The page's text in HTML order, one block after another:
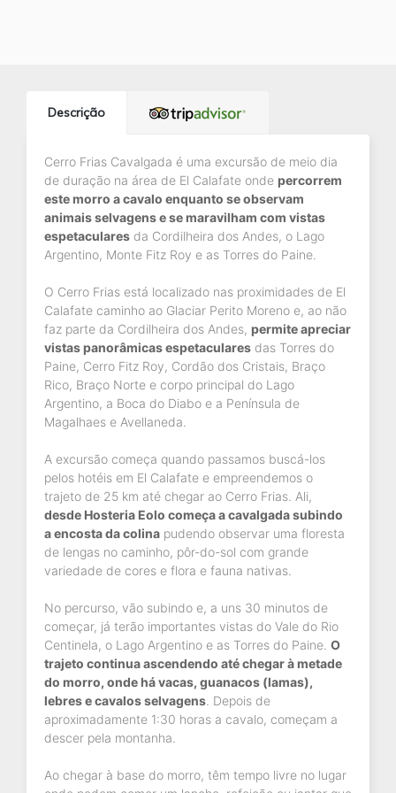
Descrição
Cerro Frias Cavalgada é uma excursão de meio dia
de duração na área de El Calafate onde percorrem
este morro a cavalo enquanto se observam
animais selvagens e se maravilham com vistas
espetaculares da Cordilheira dos Andes, o Lago
Argentino, Monte Fitz Roy e as Torres do Paine.
O Cerro Frias está localizado nas proximidades de El
Calafate caminho ao Glaciar Perito Moreno e, ao não
faz parte da Cordilheira dos Andes, permite apreciar
vistas panorâmicas espetaculares das Torres do
Paine, Cerro Fitz Roy, Cordão dos Cristais, Braço
Rico, Braço Norte e corpo principal do Lago
Argentino, a Boca do Diabo e a Península de
Magalhaes e Avellaneda.
A excursão começa quando passamos buscá-los
pelos hotéis em El Calafate e empreendemos o
trajeto de 25 km até chegar ao Cerro Frias. Ali,
desde Hosteria Eolo começa a cavalgada subindo
a encosta da colina pudendo observar uma floresta
de lengas no caminho, pôr-do-sol com grande
variedade de cores e flora e fauna nativas.
No percurso, vão subindo e, a uns 30 minutos de
começar, já terão importantes vistas do Vale do Rio
Centinela, o Lago Argentino e as Torres do Paine. O
trajeto continua ascendendo até chegar à metade
do morro, onde há vacas, guanacos (lamas),
lebres e cavalos selvagens . Depois de
aproximadamente 1:30 horas a cavalo, começam a
descer pela montanha.
Ao chegar à base do morro, têm tempo livre no lugar